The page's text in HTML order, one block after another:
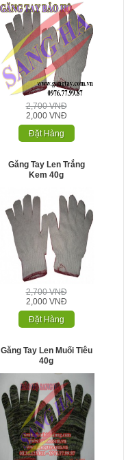
2,700 VNĐ
2,000 VNĐ
Đặt Hàng
Găng Tay Len Trắng
Kem 40g
2,700 VNĐ
2,000 VNĐ
Đặt Hàng
Găng Tay Len Muối Tiêu
40g